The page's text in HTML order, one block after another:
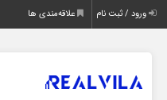
ورود / ثبت نام علاقه‌مندی ها